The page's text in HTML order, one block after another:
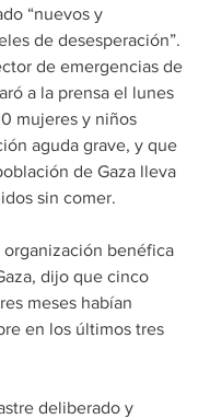
“nuevos y
de desesperación”.
de emergencias de
a la prensa el lunes
mujeres y niños
aguda grave, y que
de Gaza lleva
sin comer.
organización benéfica
dijo que cinco
meses habían
en los últimos tres
deliberado y